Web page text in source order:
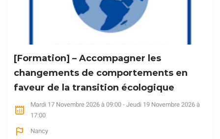
[Formation] – Accompagner les
changements de comportements en
faveur de la transition écologique
Mardi 17 Novembre 2026 à 09:00 - Jeudi 19 Novembre 2026 à
17:00
Nancy